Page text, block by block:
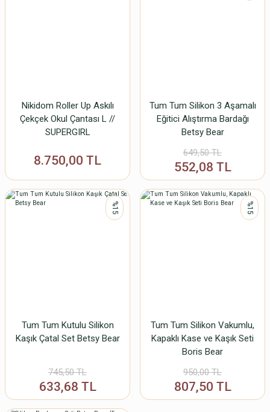
Nikidom Roller Up Askılı
Çekçek Okul Çantası L //
SUPERGIRL
8.750,00 TL
Tum Tum Silikon 3 Aşamalı
Eğitici Alıştırma Bardağı
Betsy Bear
649,50 TL
552,08 TL
%15
Tum Tum Kutulu Silikon
Kaşık Çatal Set Betsy Bear
745,50 TL
633,68 TL
%15
Tum Tum Silikon Vakumlu,
Kapaklı Kase ve Kaşık Seti
Boris Bear
950,00 TL
807,50 TL